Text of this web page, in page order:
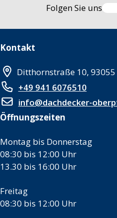
Folgen Sie uns
Kontakt
Ditthornstraße 10,
+49 941 6076510
info@dachdecker-
Öffnungszeiten
Montag bis Donnerstag
08:30 bis 12:00 Uhr
13.30 bis 16:00 Uhr
Freitag
08:30 bis 12:00 Uhr